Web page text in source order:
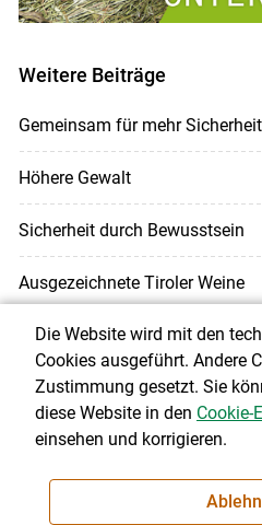
Weitere Beiträge
Gemeinsam für mehr
Höhere Gewalt
Sicherheit durch Bewusstsein
Ausgezeichnete Tiroler Weine
Konzept mit Potential
Urlaub am Bauernhof – ein
Anpassungen im
Einbindung der
Die Website wird mit den
Cookies ausgeführt. Andere
Zustimmung gesetzt. Sie
diese Website in den Cookie-
einsehen und korrigieren.